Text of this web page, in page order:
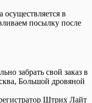
осуществляется в
посылку после
забрать свой заказ в
Большой дровяной
Штрих Лайт